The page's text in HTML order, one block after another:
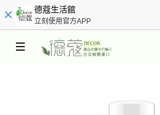
德蔻生活館
立刻使用官方APP